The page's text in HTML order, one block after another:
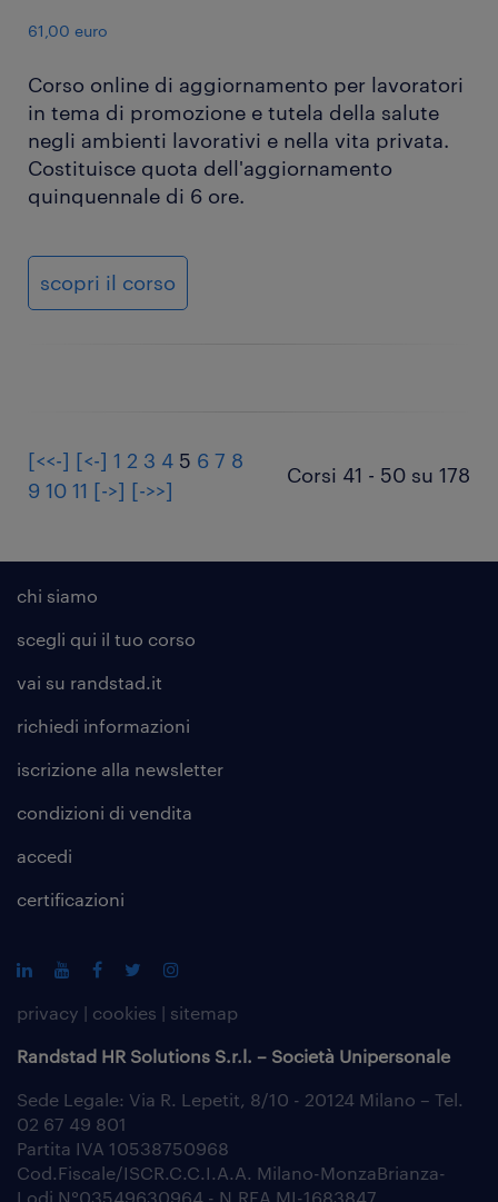
61,00 euro
Corso online di aggiornamento per lavoratori
in tema di promozione e tutela della salute
negli ambienti lavorativi e nella vita privata.
Costituisce quota dell'aggiornamento
quinquennale di 6 ore.
scopri il corso
[<<-] [<-] 1 2 3 4 5 6 7 8
9 10 11 [->] [->>]
Corsi 41 - 50 su 178
chi siamo
scegli qui il tuo corso
vai su randstad.it
richiedi informazioni
iscrizione alla newsletter
condizioni di vendita
accedi
certificazioni
privacy | cookies | sitemap
Randstad HR Solutions S.r.l. – Società Unipersonale
Sede Legale: Via R. Lepetit, 8/10 - 20124 Milano – Tel.
02 67 49 801
Partita IVA 10538750968
Cod.Fiscale/ISCR.C.C.I.A.A. Milano-MonzaBrianza-
Lodi N°03549630964 - N.REA MI-1683847